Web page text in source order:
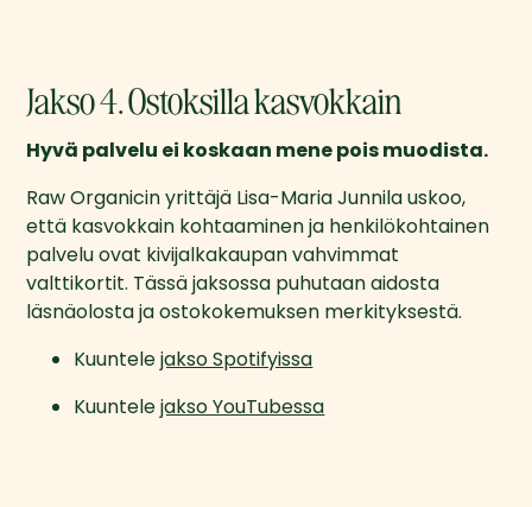
Jakso 4. Ostoksilla kasvokkain
Hyvä palvelu ei koskaan mene pois muodista.
Raw Organicin yrittäjä Lisa-Maria Junnila uskoo,
että kasvokkain kohtaaminen ja henkilökohtainen
palvelu ovat kivijalkakaupan vahvimmat
valttikortit. Tässä jaksossa puhutaan aidosta
läsnäolosta ja ostokokemuksen merkityksestä.
Kuuntele jakso Spotifyissa
Kuuntele jakso YouTubessa